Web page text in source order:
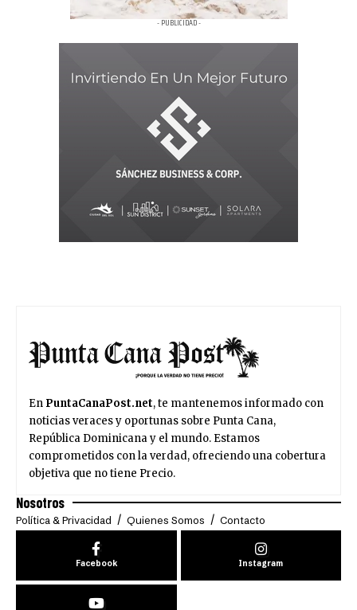
- PUBLICIDAD -
En PuntaCanaPost.net, te mantenemos informado con
noticias veraces y oportunas sobre Punta Cana,
República Dominicana y el mundo. Estamos
comprometidos con la verdad, ofreciendo una cobertura
objetiva que no tiene Precio.
Nosotros
Política & Privacidad Quienes Somos Contacto
Facebook Instagram